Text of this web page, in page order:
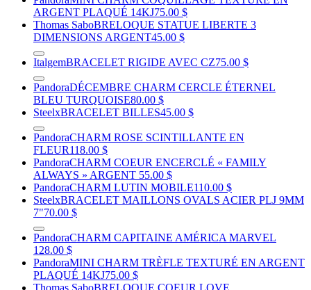
ARGENT PLAQUÉ 14KJ75.00 $
Thomas SaboBRELOQUE STATUE LIBERTE 3
DIMENSIONS ARGENT45.00 $
ItalgemBRACELET RIGIDE AVEC CZ75.00 $
PandoraDÉCEMBRE CHARM CERCLE ÉTERNEL
BLEU TURQUOISE80.00 $
SteelxBRACELET BILLES45.00 $
PandoraCHARM ROSE SCINTILLANTE EN
FLEUR118.00 $
PandoraCHARM COEUR ENCERCLÉ « FAMILY
ALWAYS » ARGENT 55.00 $
PandoraCHARM LUTIN MOBILE110.00 $
SteelxBRACELET MAILLONS OVALS ACIER PLJ 9MM
7"70.00 $
PandoraCHARM CAPITAINE AMÉRICA MARVEL
128.00 $
PandoraMINI CHARM TRÈFLE TEXTURÉ EN ARGENT
PLAQUÉ 14KJ75.00 $
Thomas SaboBRELOQUE COEUR LOVE